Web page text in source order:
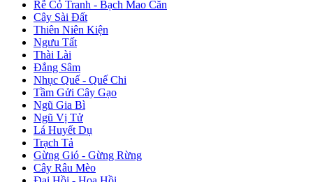
Rễ Cỏ Tranh - Bạch Mao Căn
Cây Sài Đất
Thiên Niên Kiện
Ngưu Tất
Thài Lài
Đẳng Sâm
Nhục Quế - Quế Chi
Tầm Gửi Cây Gạo
Ngũ Gia Bì
Ngũ Vị Tử
Lá Huyết Dụ
Trạch Tả
Gừng Gió - Gừng Rừng
Cây Râu Mèo